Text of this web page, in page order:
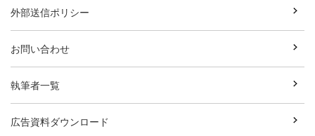
外部送信ポリシー
お問い合わせ
執筆者一覧
広告資料ダウンロード